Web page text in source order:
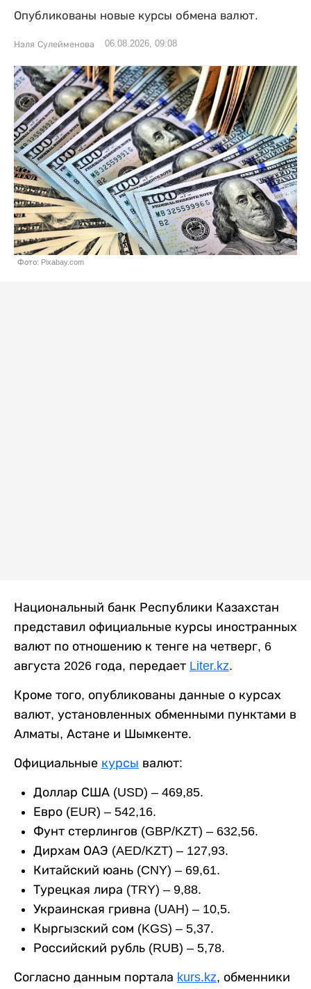
Опубликованы новые курсы обмена валют.
Нэля Сулейменова 06.08.2026, 09:08
Фото: Pixabay.com
Национальный банк Республики Казахстан
представил официальные курсы иностранных
валют по отношению к тенге на четверг, 6
августа 2026 года, передает Liter.kz.
Кроме того, опубликованы данные о курсах
валют, установленных обменными пунктами в
Алматы, Астане и Шымкенте.
Официальные курсы валют:
Доллар США (USD) – 469,85.
Евро (EUR) – 542,16.
Фунт стерлингов (GBP/KZT) – 632,56.
Дирхам ОАЭ (AED/KZT) – 127,93.
Китайский юань (CNY) – 69,61.
Турецкая лира (TRY) – 9,88.
Украинская гривна (UAH) – 10,5.
Кыргызский сом (KGS) – 5,37.
Российский рубль (RUB) – 5,78.
Согласно данным портала kurs.kz, обменники